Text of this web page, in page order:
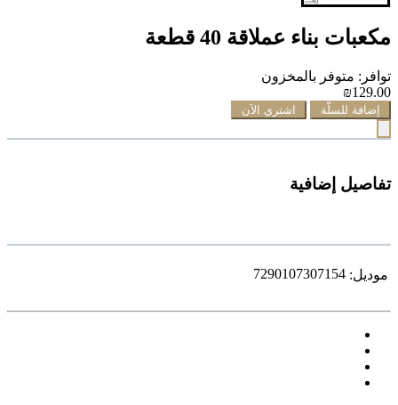
مكعبات بناء عملاقة 40 قطعة
توافر: متوفر بالمخزون
₪129.00
إضافة للسلّة اشتري الآن
تفاصيل إضافية
موديل: 7290107307154